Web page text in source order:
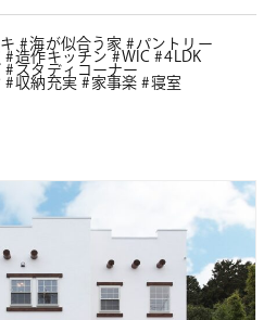
海が似合う家
パントリー
造作キッチン WIC
4LDK
スタディコーナー
収納充実 家事楽
寝室